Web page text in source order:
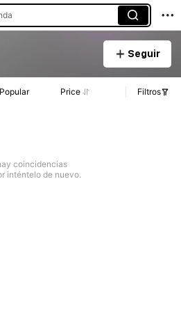
Seguir
Price Filtros
coincidencias
inténtelo de nuevo.